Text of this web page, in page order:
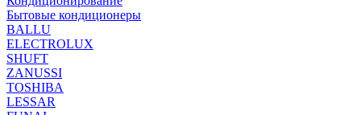
Бытовые кондиционеры
BALLU
ELECTROLUX
SHUFT
ZANUSSI
TOSHIBA
LESSAR